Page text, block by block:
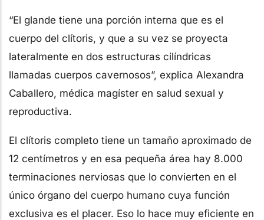
“El glande tiene una porción interna que es el
cuerpo del clítoris, y que a su vez se proyecta
lateralmente en dos estructuras cilíndricas
llamadas cuerpos cavernosos”, explica Alexandra
Caballero, médica magíster en salud sexual y
reproductiva.
El clítoris completo tiene un tamaño aproximado de
12 centímetros y en esa pequeña área hay 8.000
terminaciones nerviosas que lo convierten en el
único órgano del cuerpo humano cuya función
exclusiva es el placer. Eso lo hace muy eficiente en